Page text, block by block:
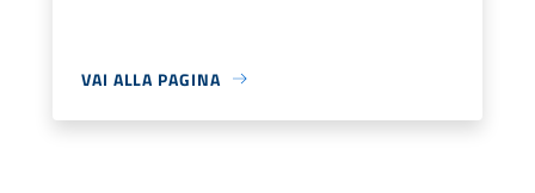
VAI ALLA PAGINA